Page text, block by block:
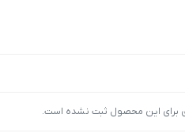
برای این محصول ثبت نشده است.